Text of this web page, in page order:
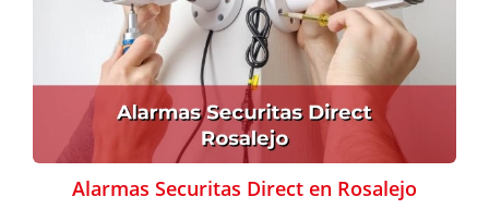
Alarmas Securitas Direct en Rosalejo